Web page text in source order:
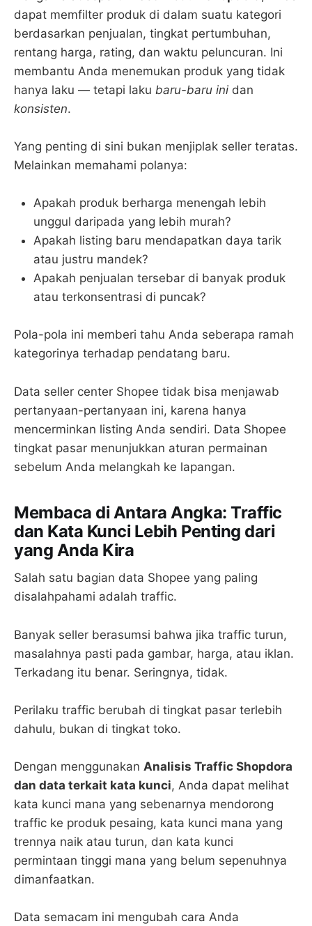
dapat memfilter produk di dalam suatu kategori
berdasarkan penjualan, tingkat pertumbuhan,
rentang harga, rating, dan waktu peluncuran. Ini
membantu Anda menemukan produk yang tidak
hanya laku — tetapi laku baru-baru ini dan
konsisten.
Yang penting di sini bukan menjiplak seller teratas.
Melainkan memahami polanya:
Apakah produk berharga menengah lebih
unggul daripada yang lebih murah?
Apakah listing baru mendapatkan daya tarik
atau justru mandek?
Apakah penjualan tersebar di banyak produk
atau terkonsentrasi di puncak?
Pola-pola ini memberi tahu Anda seberapa ramah
kategorinya terhadap pendatang baru.
Data seller center Shopee tidak bisa menjawab
pertanyaan-pertanyaan ini, karena hanya
mencerminkan listing Anda sendiri. Data Shopee
tingkat pasar menunjukkan aturan permainan
sebelum Anda melangkah ke lapangan.
Membaca di Antara Angka: Traffic
dan Kata Kunci Lebih Penting dari
yang Anda Kira
Salah satu bagian data Shopee yang paling
disalahpahami adalah traffic.
Banyak seller berasumsi bahwa jika traffic turun,
masalahnya pasti pada gambar, harga, atau iklan.
Terkadang itu benar. Seringnya, tidak.
Perilaku traffic berubah di tingkat pasar terlebih
dahulu, bukan di tingkat toko.
Dengan menggunakan Analisis Traffic Shopdora
dan data terkait kata kunci, Anda dapat melihat
kata kunci mana yang sebenarnya mendorong
traffic ke produk pesaing, kata kunci mana yang
trennya naik atau turun, dan kata kunci
permintaan tinggi mana yang belum sepenuhnya
dimanfaatkan.
Data semacam ini mengubah cara Anda